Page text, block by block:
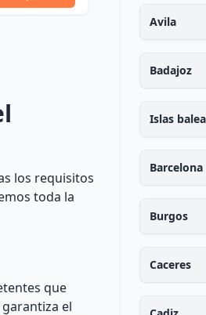
los requisitos
toda la
que
el
Avila
Badajoz
Islas
Barcelona
Burgos
Caceres